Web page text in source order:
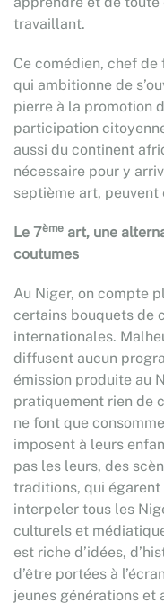
travaillant.
Ce comédien, chef
qui ambitionne de
pierre à la promotion
participation
aussi du continent
nécessaire pour y
septième art,
Le 7ème art, une
coutumes
Au Niger, on compte
certains bouquets de
internationales.
diffusent aucun
émission produite au
pratiquement rien de
ne font que
imposent à leurs
pas les leurs, des
traditions, qui
interpeler tous les
culturels et
est riche d’idées,
d’être portées à
jeunes générations et